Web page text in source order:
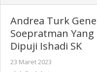
Andrea Turk
Soepratman
Dipuji Ishadi SK
23 Maret 2023